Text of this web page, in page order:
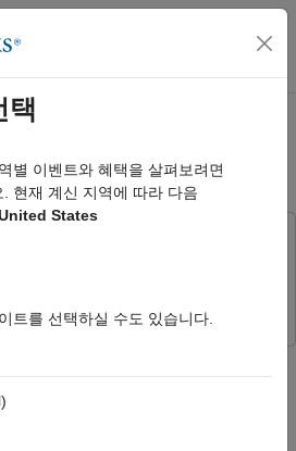
색 메뉴 토글
from Jackal
in Simulink
to play back data from a rosbag logfile
robot from ClearPath™ Robotics.
택
별 이벤트와 혜택을 살펴보려면
현재 계신 지역에 따라 다음
States
트를 선택하실 수도 있습니다.